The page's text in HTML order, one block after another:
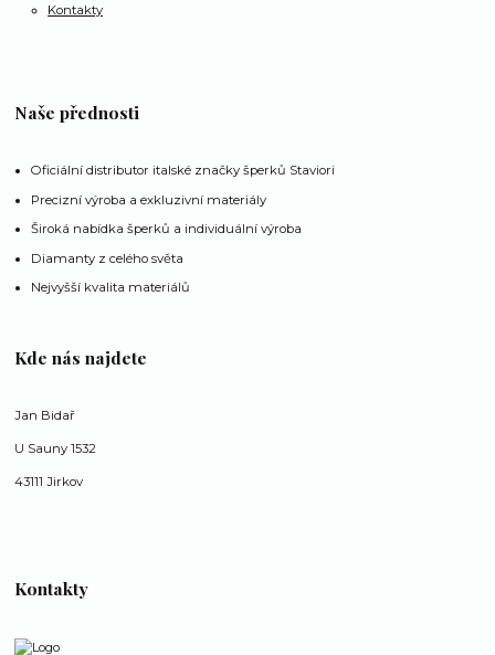
Kontakty
Naše přednosti
Oficiální distributor italské značky šperků Staviori
Precizní výroba a exkluzivní materiály
Široká nabídka šperků a individuální výroba
Diamanty z celého světa
Nejvyšší kvalita materiálů
Kde nás najdete
Jan Bidař
U Sauny 1532
43111 Jirkov
Kontakty